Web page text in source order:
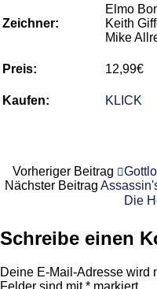
Zeichner:
Elmo
Keith
Mike
Preis: 12,99€
Kaufen: KLICK
Vorheriger Beitrag
Nächster Beitrag
Die
Schreibe einen
Deine E-Mail-Adresse wird
Felder sind mit* markiert